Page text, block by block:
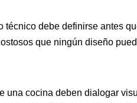
debe definirse antes
que ningún diseño
una cocina deben dialogar